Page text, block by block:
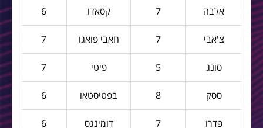
אלבה 7 קסאדו 6
צ'אבי 7 חאבי פואגו 7
סונג 5 פיטי 7
ססק 8 בפטיסטאו 6
פדרו 7 דומינגס 6